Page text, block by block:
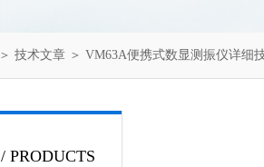
＞ 技术文章 ＞ VM63A便携式数显测振仪详细
/ PRODUCTS